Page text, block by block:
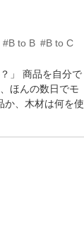
#B to B #B to C
」 商品を自分で
ほんの数日でモ
、木材は何を使